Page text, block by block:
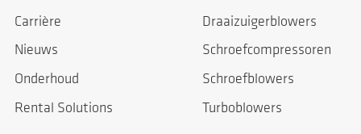
Carrière
Nieuws
Onderhoud
Rental Solutions
Draaizuigerblowers
Schroefcompressoren
Schroefblowers
Turboblowers